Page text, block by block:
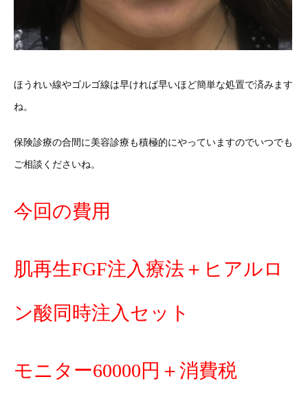
ほうれい線やゴルゴ線は早ければ早いほど簡単な処置で済みます
ね。
保険診療の合間に美容診療も積極的にやっていますのでいつでも
ご相談くださいね。
今回の費用
肌再生FGF注入療法＋ヒアルロ
ン酸同時注入セット
モニター60000円＋消費税